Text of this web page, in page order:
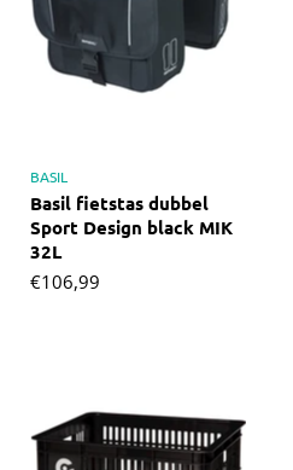
BASIL
Basil fietstas dubbel
Sport Design black MIK
32L
€106,99